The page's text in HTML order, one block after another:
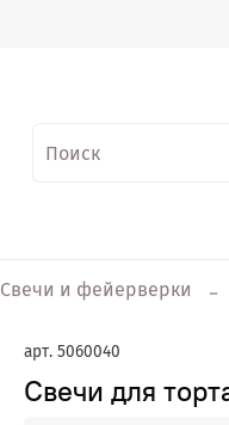
Свечи и фейерверки
арт.5060040
Свечи для